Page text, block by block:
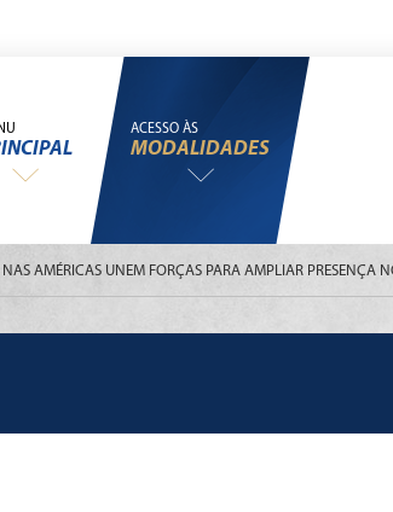
ACESSO ÀS
MODALIDADES
AMÉRICAS UNEM FORÇAS PARA AMPLIAR PRESENÇA